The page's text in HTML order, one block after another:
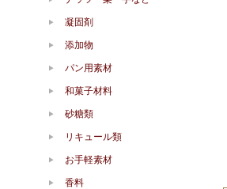
凝固剤
添加物
パン用素材
和菓子材料
砂糖類
リキュール類
お手軽素材
香料